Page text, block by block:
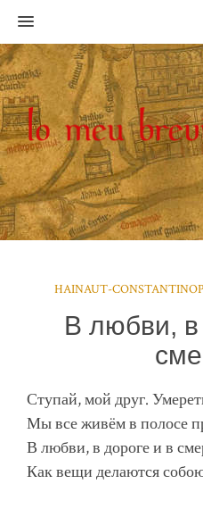
MENU
HAINAUT-
В любви, в
Ступай, мой друг.
Мы все живём в полосе
В любви, в дороге и в
Как вещи делаются